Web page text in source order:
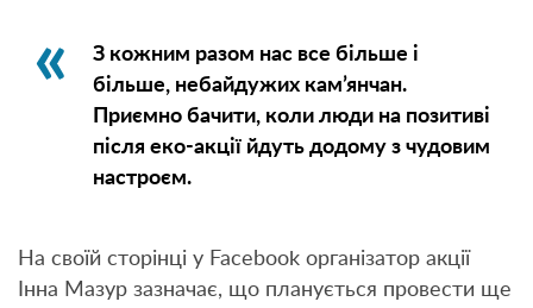
З кожним разом нас все більше і
більше, небайдужих кам’янчан.
Приємно бачити, коли люди на позитиві
після еко-акції йдуть додому з чудовим
настроєм.
На своїй сторінці у Facebook організатор акції
Інна Мазур зазначає, що планується провести ще